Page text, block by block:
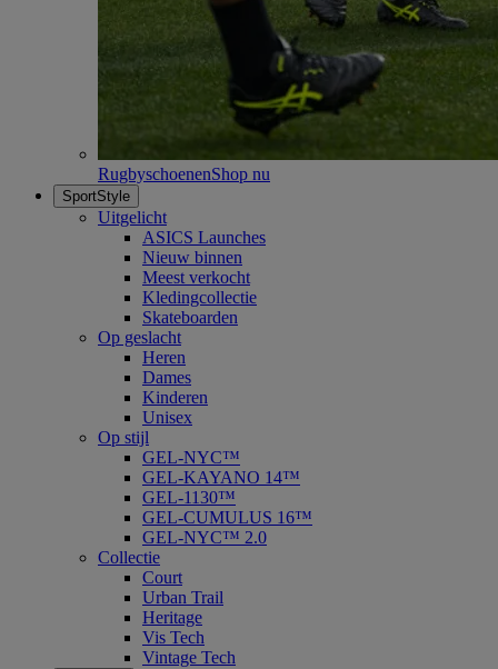
RugbyschoenenShop nu
SportStyle
Uitgelicht
ASICS Launches
Nieuw binnen
Meest verkocht
Kledingcollectie
Skateboarden
Op geslacht
Heren
Dames
Kinderen
Unisex
Op stijl
GEL-NYC™
GEL-KAYANO 14™
GEL-1130™
GEL-CUMULUS 16™
GEL-NYC™ 2.0
Collectie
Court
Urban Trail
Heritage
Vis Tech
Vintage Tech